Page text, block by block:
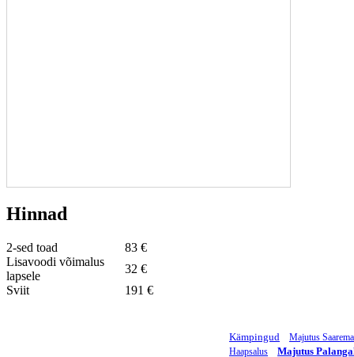
Hinnad
2-sed toad
83 €
Lisavoodi võimalus
lapsele
32 €
Sviit
191 €
Kämpingud
Majutus
Haapsalus
Majutus